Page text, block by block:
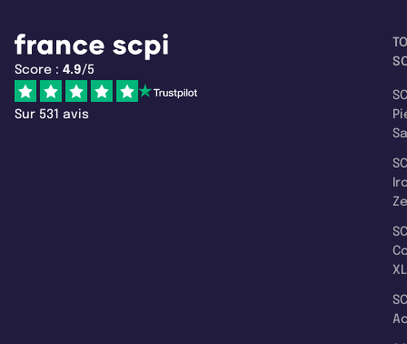
Score : 4.9/5
Sur 531 avis
XL